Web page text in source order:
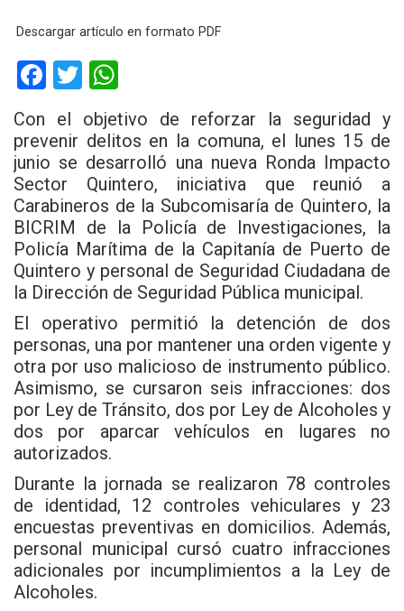
Descargar artículo en formato PDF
F
ce
b
o
o
k
T
wi
tt
er
h
at
s
A
p
p
Con el objetivo de reforzar la seguridad y
prevenir delitos en la comuna, el lunes 15 de
junio se desarrolló una nueva Ronda Impacto
Sector Quintero, iniciativa que reunió a
Carabineros de la Subcomisaría de Quintero, la
BICRIM de la Policía de Investigaciones, la
Policía Marítima de la Capitanía de Puerto de
Quintero y personal de Seguridad Ciudadana de
la Dirección de Seguridad Pública municipal.
El operativo permitió la detención de dos
personas, una por mantener una orden vigente y
otra por uso malicioso de instrumento público.
Asimismo, se cursaron seis infracciones: dos
por Ley de Tránsito, dos por Ley de Alcoholes y
dos por aparcar vehículos en lugares no
autorizados.
Durante la jornada se realizaron 78 controles
de identidad, 12 controles vehiculares y 23
encuestas preventivas en domicilios. Además,
personal municipal cursó cuatro infracciones
adicionales por incumplimientos a la Ley de
Alcoholes.